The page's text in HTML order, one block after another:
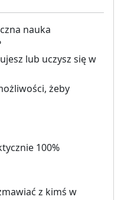
nauka
lub uczysz się w
żeby
100%
z kimś w